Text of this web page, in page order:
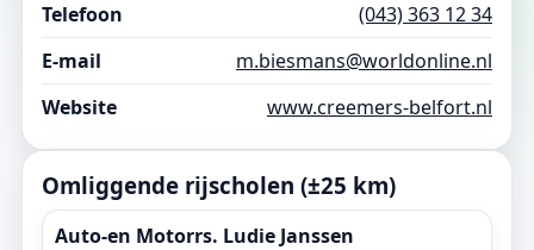
Telefoon
(043) 363 12 34
E-mail
m.biesmans@worldonline.nl
Website
www.creemers-belfort.nl
Omliggende rijscholen (±25 km)
Auto-en Motorrs. Ludie Janssen